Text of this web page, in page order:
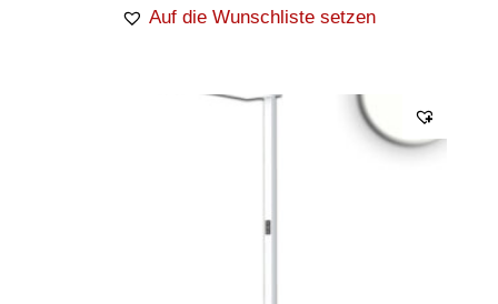
Auf die Wunschliste setzen